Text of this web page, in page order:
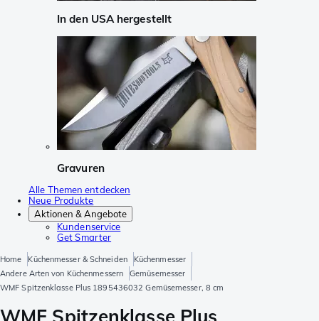
In den USA hergestellt
Gravuren
Alle Themen entdecken
Neue Produkte
Aktionen & Angebote
Kundenservice
Get Smarter
Home Küchenmesser & Schneiden
Küchenmesser
Andere Arten von Küchenmessern
Gemüsemesser
WMF Spitzenklasse Plus 1895436032 Gemüsemesser, 8 cm